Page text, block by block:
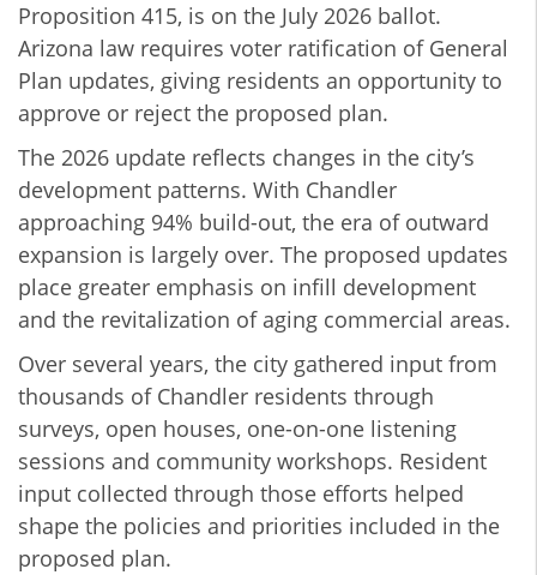
Proposition 415, is on the July 2026 ballot.
Arizona law requires voter ratification of General
Plan updates, giving residents an opportunity to
approve or reject the proposed plan.
The 2026 update reflects changes in the city’s
development patterns. With Chandler
approaching 94% build-out, the era of outward
expansion is largely over. The proposed updates
place greater emphasis on infill development
and the revitalization of aging commercial areas.
Over several years, the city gathered input from
thousands of Chandler residents through
surveys, open houses, one-on-one listening
sessions and community workshops. Resident
input collected through those efforts helped
shape the policies and priorities included in the
proposed plan.